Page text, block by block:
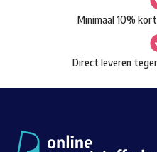
Minimaal 10%
Direct leveren